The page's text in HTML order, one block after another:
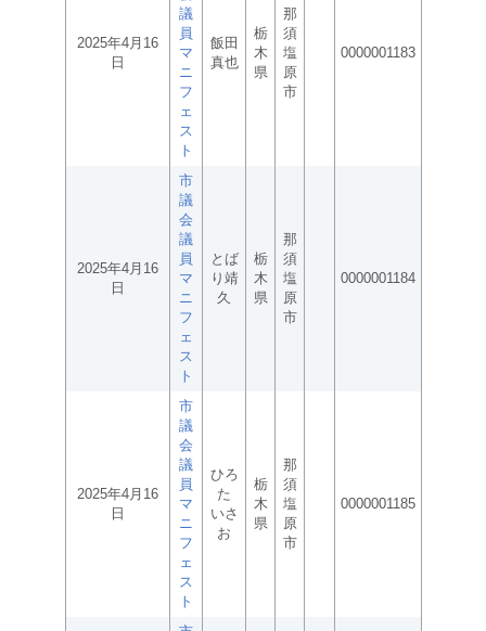
2025年4月16
日
議
員
マ
ニ
フ
ェ
ス
ト
飯田
真也
栃
木
県
那
須
塩
原
市
0000001183
2025年4月16
日
市
議
会
議
員
マ
ニ
フ
ェ
ス
ト
とば
り靖
久
栃
木
県
那
須
塩
原
市
0000001184
2025年4月16
日
市
議
会
議
員
マ
ニ
フ
ェ
ス
ト
ひろ
た
いさ
お
栃
木
県
那
須
塩
原
市
0000001185